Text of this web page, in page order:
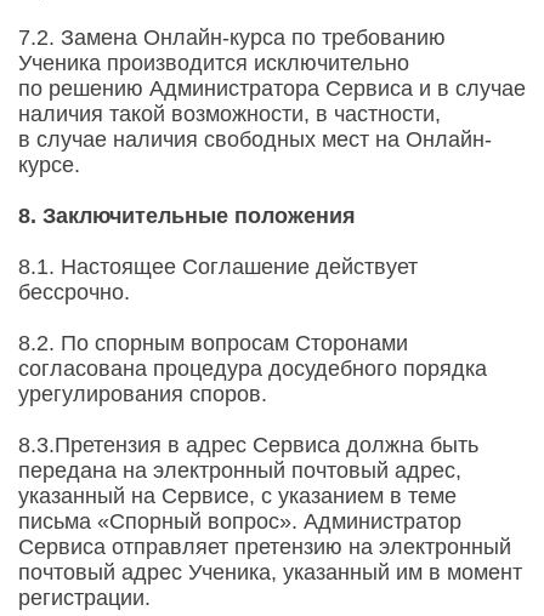
7.2. Замена Онлайн-курса по требованию
Ученика производится исключительно
по решению Администратора Сервиса и в случае
наличия такой возможности, в частности,
в случае наличия свободных мест на Онлайн-
курсе.
8. Заключительные положения
8.1. Настоящее Соглашение действует
бессрочно.
8.2. По спорным вопросам Сторонами
согласована процедура досудебного порядка
урегулирования споров.
8.3.Претензия в адрес Сервиса должна быть
передана на электронный почтовый адрес,
указанный на Сервисе, с указанием в теме
письма «Спорный вопрос». Администратор
Сервиса отправляет претензию на электронный
почтовый адрес Ученика, указанный им в момент
регистрации.